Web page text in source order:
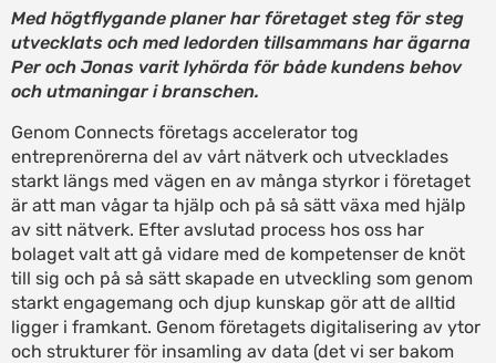
Med högtflygande planer har företaget steg för steg
utvecklats och med ledorden tillsammans har ägarna
Per och Jonas varit lyhörda för både kundens behov
och utmaningar i branschen.
Genom Connects företags accelerator tog
entreprenörerna del av vårt nätverk och utvecklades
starkt längs med vägen en av många styrkor i företaget
är att man vågar ta hjälp och på så sätt växa med hjälp
av sitt nätverk. Efter avslutad process hos oss har
bolaget valt att gå vidare med de kompetenser de knöt
till sig och på så sätt skapade en utveckling som genom
starkt engagemang och djup kunskap gör att de alltid
ligger i framkant. Genom företagets digitalisering av ytor
och strukturer för insamling av data (det vi ser bakom